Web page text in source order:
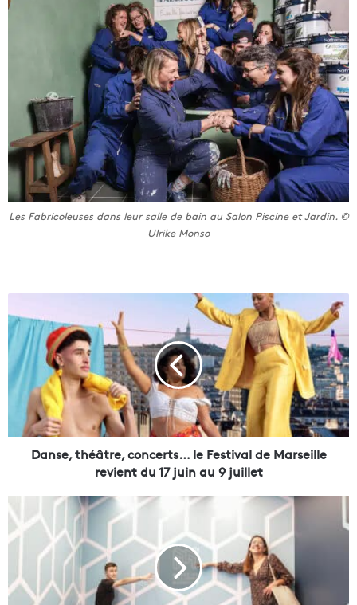
Les Fabricoleuses dans leur salle de bain au Salon Piscine et Jardin. ©
Ulrike Monso
a
n
s
e
é
,
c
c
Danse, théâtre, concerts… le Festival de Marseille
revient du 17 juin au 9 juillet
V
d
|